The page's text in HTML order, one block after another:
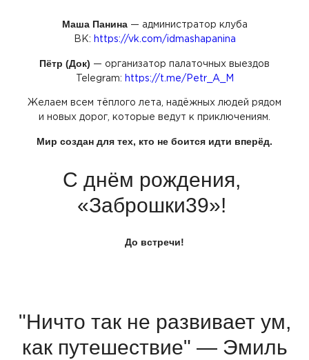
Маша Панина— администратор клуба
ВК: https://vk.com/idmashapanina
Пётр (Док) — организатор палаточных выездов
Telegram: https://t.me/Petr_A_M
Желаем всем тёплого лета, надёжных людей рядом
и новых дорог, которые ведут к приключениям.
Мир создан для тех, кто не боится идти вперёд.
С днём рождения,
«Заброшки39»!
До встречи!
"Ничто так не развивает ум,
как путешествие" — Эмиль